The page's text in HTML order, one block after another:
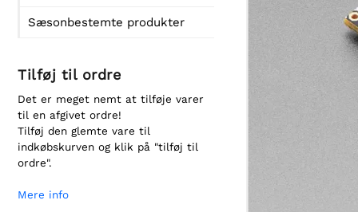
Sæsonbestemte produkter
Tilføj til ordre
Det er meget nemt at tilføje varer
til en afgivet ordre!
Tilføj den glemte vare til
indkøbskurven og klik på "tilføj til
ordre".
Mere info